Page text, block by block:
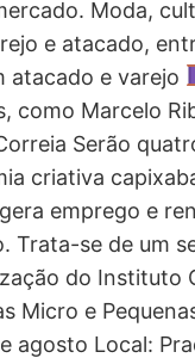
Moda,
e atacado,
atacado e varejo
como Marcelo
Serão
criativa
emprego e
se de um
do
Micro e
agosto Local: